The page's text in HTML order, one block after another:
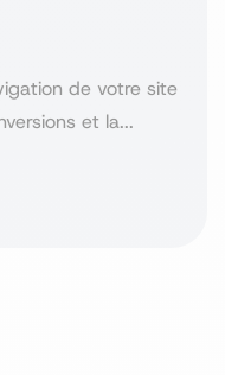
de votre site
et la...